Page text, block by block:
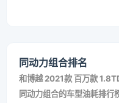
同动力组合排名
和博越 2021款 百万款
同动力组合的车型油耗排行